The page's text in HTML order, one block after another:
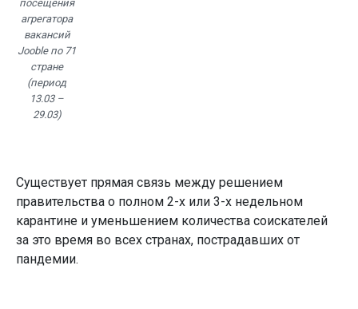
посещения
агрегатора
вакансий
Jooble по 71
стране
(период
13.03 –
29.03)
Существует прямая связь между решением
правительства о полном 2-х или 3-х недельном
карантине и уменьшением количества соискателей
за это время во всех странах, пострадавших от
пандемии.